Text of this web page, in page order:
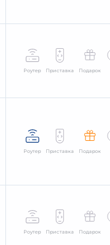
Роутер Приставка Подарок
Роутер Приставка Подарок
Роутер Приставка Подарок